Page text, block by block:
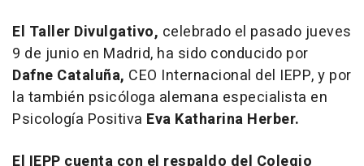
El Taller Divulgativo, celebrado el pasado jueves
9 de junio en Madrid, ha sido conducido por
Dafne Cataluña, CEO Internacional del IEPP, y por
la también psicóloga alemana especialista en
Psicología Positiva Eva Katharina Herber.